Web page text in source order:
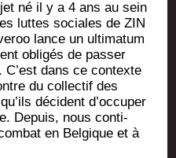
né il y a 4 ans au sein
luttes sociales de ZIN
lance un ulti­ma­tum
obli­gés de pas­ser
C’est dans ce contexte
du col­lec­tif des
décident d’occuper
Depuis, nous conti­
en Bel­gique et à